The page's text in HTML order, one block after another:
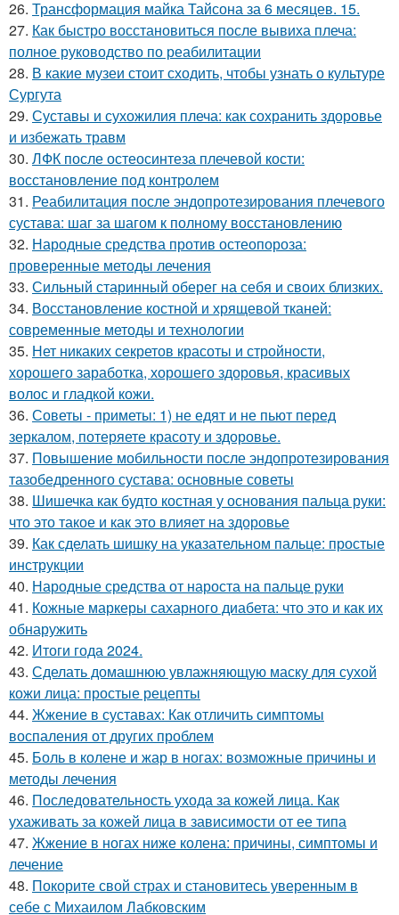
26. Трансформация майка Тайсона за 6 месяцев. 15.
27. Как быстро восстановиться после вывиха плеча:
полное руководство по реабилитации
28. В какие музеи стоит сходить, чтобы узнать о культуре
Сургута
29. Суставы и сухожилия плеча: как сохранить здоровье
и избежать травм
30. ЛФК после остеосинтеза плечевой кости:
восстановление под контролем
31. Реабилитация после эндопротезирования плечевого
сустава: шаг за шагом к полному восстановлению
32. Народные средства против остеопороза:
проверенные методы лечения
33. Сильный старинный оберег на себя и своих близких.
34. Восстановление костной и хрящевой тканей:
современные методы и технологии
35. Нет никаких секретов красоты и стройности,
хорошего заработка, хорошего здоровья, красивых
волос и гладкой кожи.
36. Советы - приметы: 1) не едят и не пьют перед
зеркалом, потеряете красоту и здоровье.
37. Повышение мобильности после эндопротезирования
тазобедренного сустава: основные советы
38. Шишечка как будто костная у основания пальца руки:
что это такое и как это влияет на здоровье
39. Как сделать шишку на указательном пальце: простые
инструкции
40. Народные средства от нароста на пальце руки
41. Кожные маркеры сахарного диабета: что это и как их
обнаружить
42. Итоги года 2024.
43. Сделать домашнюю увлажняющую маску для сухой
кожи лица: простые рецепты
44. Жжение в суставах: Как отличить симптомы
воспаления от других проблем
45. Боль в колене и жар в ногах: возможные причины и
методы лечения
46. Последовательность ухода за кожей лица. Как
ухаживать за кожей лица в зависимости от ее типа
47. Жжение в ногах ниже колена: причины, симптомы и
лечение
48. Покорите свой страх и становитесь уверенным в
себе с Михаилом Лабковским